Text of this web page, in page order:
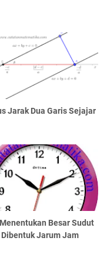
Jarak Dua Garis Sejajar
Besar Sudut
Dibentuk Jarum Jam